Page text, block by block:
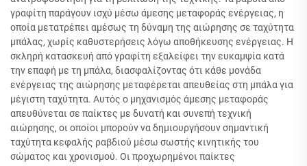
γραφίτη παράγουν ισχύ μέσω άμεσης μεταφοράς ενέργειας, η
οποία μετατρέπει αμέσως τη δύναμη της αιώρησης σε ταχύτητα
μπάλας, χωρίς καθυστερήσεις λόγω αποθήκευσης ενέργειας. Η
σκληρή κατασκευή από γραφίτη εξαλείφει την ευκαμψία κατά
την επαφή με τη μπάλα, διασφαλίζοντας ότι κάθε μονάδα
ενέργειας της αιώρησης μεταφέρεται απευθείας στη μπάλα για
μέγιστη ταχύτητα. Αυτός ο μηχανισμός άμεσης μεταφοράς
απευθύνεται σε παίκτες με δυνατή και συνεπή τεχνική
αιώρησης, οι οποίοι μπορούν να δημιουργήσουν σημαντική
ταχύτητα κεφαλής ραβδιού μέσω σωστής κινητικής του
σώματος και χρονισμού. Οι προχωρημένοι παίκτες